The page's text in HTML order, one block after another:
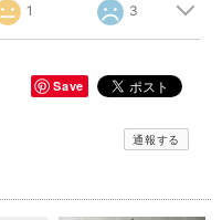
1 3
Save
通報する